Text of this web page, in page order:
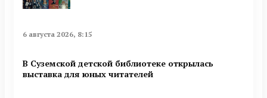
6 августа 2026, 8:15
В Суземской детской библиотеке открылась
выставка для юных читателей